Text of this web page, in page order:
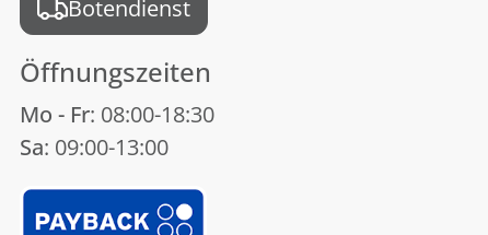
Botendienst
Öffnungszeiten
Mo - Fr: 08:00-18:30
Sa: 09:00-13:00